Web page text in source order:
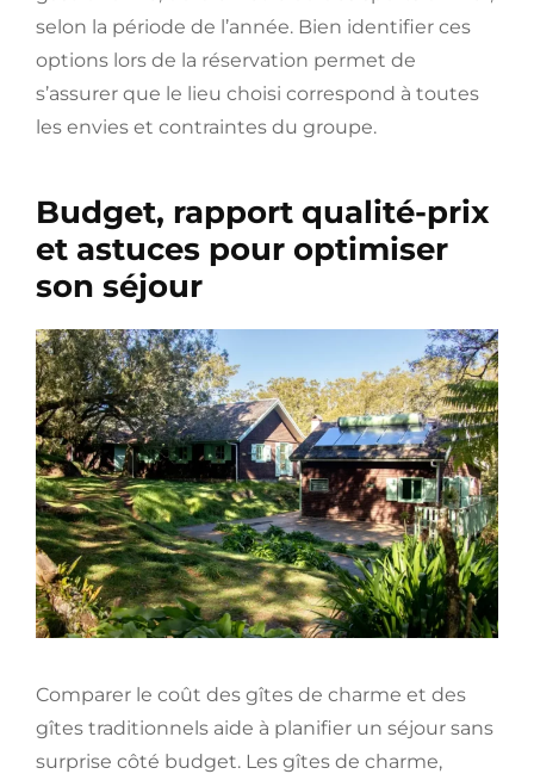
selon la période de l’année. Bien identifier ces
options lors de la réservation permet de
s’assurer que le lieu choisi correspond à toutes
les envies et contraintes du groupe.
Budget, rapport qualité-prix
et astuces pour optimiser
son séjour
Comparer le coût des gîtes de charme et des
gîtes traditionnels aide à planifier un séjour sans
surprise côté budget. Les gîtes de charme,